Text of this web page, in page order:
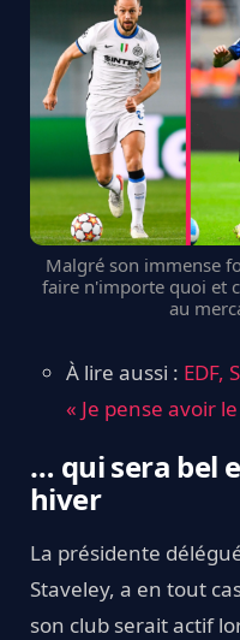
Malgré son immense
faire n'importe quoi et
au
À lire aussi : EDF,
« Je pense avoir
… qui sera bel
hiver
La présidente
Staveley, a en tout
son club serait actif